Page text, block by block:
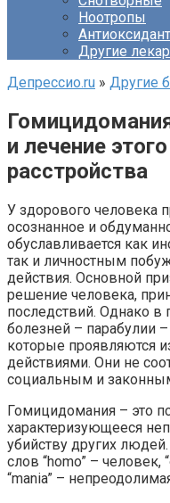
Ноотропы
Другие
Депрессио.ru » Другие
и лечение
расстройства
У здорового человека
осознанное и
обуславливается как
так и личностным
действия. Основной
решение человека,
последствий. Однако в
болезней – парабулии
которые проявляются
действиями. Они не
социальным и
Гомицидомания – это
характеризующееся
убийству других
слов “homo” – человек,
“mania” –